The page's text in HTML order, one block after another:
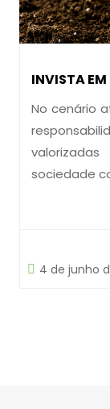
INVISTA EM
No cenário
sociedade
4 de junho